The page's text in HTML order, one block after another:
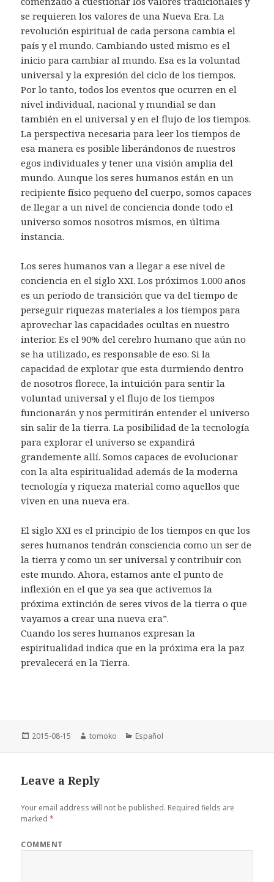
se requieren los valores de una Nueva Era. La
revolución espiritual de cada persona cambia el
país y el mundo. Cambiando usted mismo es el
inicio para cambiar al mundo. Esa es la voluntad
universal y la expresión del ciclo de los tiempos.
Por lo tanto, todos los eventos que ocurren en el
nivel individual, nacional y mundial se dan
también en el universal y en el flujo de los tiempos.
La perspectiva necesaria para leer los tiempos de
esa manera es posible liberándonos de nuestros
egos individuales y tener una visión amplia del
mundo. Aunque los seres humanos están en un
recipiente físico pequeño del cuerpo, somos capaces
de llegar a un nivel de conciencia donde todo el
universo somos nosotros mismos, en última
instancia.
Los seres humanos van a llegar a ese nivel de
conciencia en el siglo XXI. Los próximos 1.000 años
es un período de transición que va del tiempo de
perseguir riquezas materiales a los tiempos para
aprovechar las capacidades ocultas en nuestro
interior. Es el 90% del cerebro humano que aún no
se ha utilizado, es responsable de eso. Si la
capacidad de explotar que esta durmiendo dentro
de nosotros florece, la intuición para sentir la
voluntad universal y el flujo de los tiempos
funcionarán y nos permitirán entender el universo
sin salir de la tierra. La posibilidad de la tecnología
para explorar el universo se expandirá
grandemente allí. Somos capaces de evolucionar
con la alta espiritualidad además de la moderna
tecnología y riqueza material como aquellos que
viven en una nueva era.
El siglo XXI es el principio de los tiempos en que los
seres humanos tendrán consciencia como un ser de
la tierra y como un ser universal y contribuir con
este mundo. Ahora, estamos ante el punto de
inflexión en el que ya sea que activemos la
próxima extinción de seres vivos de la tierra o que
vayamos a crear una nueva era”.
Cuando los seres humanos expresan la
espiritualidad indica que en la próxima era la paz
prevalecerá en la Tierra.
Posted
2015-08-15 Author
tomoko Categories
Español
Leave a Reply
Your email address will not be published. Required fields are
marked*
COMMENT